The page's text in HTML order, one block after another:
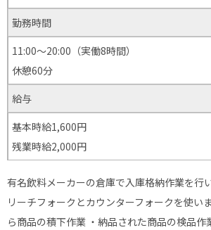
勤務時間
11:00～20:00（実働8時間）
休憩60分
給与
基本時給1,600円
残業時給2,000円
有名飲料メーカーの倉庫で入庫格納作業を行
リーチフォークとカウンターフォークを使い
ら商品の積下作業 ・納品された商品の検品作